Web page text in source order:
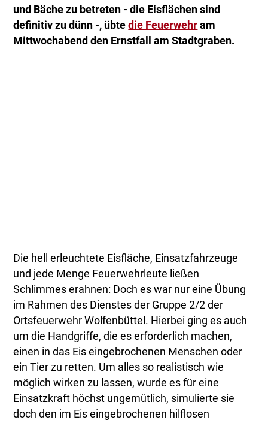
und Bäche zu betreten - die Eisflächen sind
definitiv zu dünn -, übtedie Feuerwehr am
Mittwochabend den Ernstfall am Stadtgraben.
Die hell erleuchtete Eisfläche, Einsatzfahrzeuge
und jede Menge Feuerwehrleute ließen
Schlimmes erahnen: Doch es war nur eine Übung
im Rahmen des Dienstes der Gruppe 2/2 der
Ortsfeuerwehr Wolfenbüttel. Hierbei ging es auch
um die Handgriffe, die es erforderlich machen,
einen in das Eis eingebrochenen Menschen oder
ein Tier zu retten. Um alles so realistisch wie
möglich wirken zu lassen, wurde es für eine
Einsatzkraft höchst ungemütlich, simulierte sie
doch den im Eis eingebrochenen hilflosen